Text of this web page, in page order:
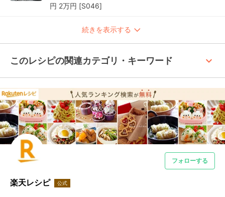
円 2万円 [S046]
続きを表示する
このレシピの関連カテゴリ・キーワード keyboard_arrow_up
フォローする
楽天レシピ 公式